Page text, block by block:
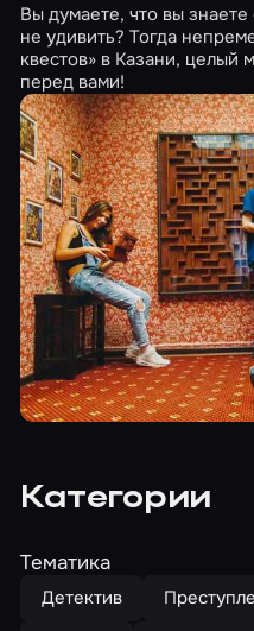
Вы думаете, что вы
не удивить? Тогда
квестов» в Казани, целый
перед вами!
Категории
Тематика
Детектив